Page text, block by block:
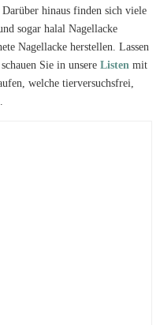
hinaus finden sich viele
sogar halal Nagellacke
Nagellacke herstellen. Lassen
Sie in unsere Listen mit
welche tierversuchsfrei,